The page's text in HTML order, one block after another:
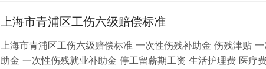
工伤八级赔偿标准 上海市青浦区工…
上海市青浦区工伤六级赔偿标准
上海市青浦区工伤六级赔偿标准 一次性伤残补助金 伤残津贴
助金 一次性伤残就业补助金 停工留薪期工资 生活护理费 医疗